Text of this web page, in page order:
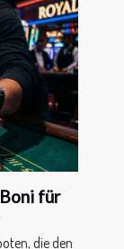
für
die den